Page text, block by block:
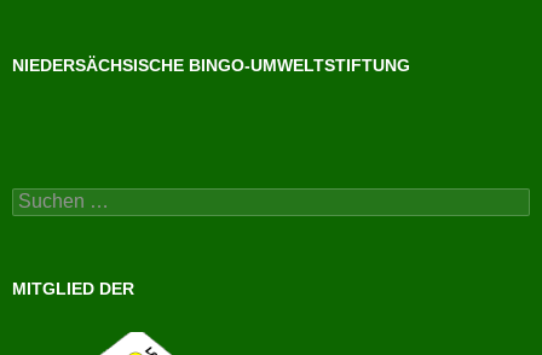
NIEDERSÄCHSISCHE BINGO-UMWELTSTIFTUNG
Suchen
nach:
MITGLIED DER